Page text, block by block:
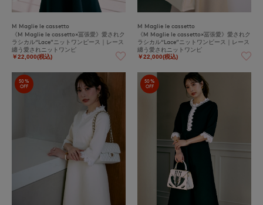
M Maglie le cassetto
《M Maglie le cassetto×冨張愛》愛されク
ラシカル“Lace”ニットワンピース｜レース
纏う愛されニットワンピ
￥22,000(税込)
M Maglie le cassetto
《M Maglie le cassetto×冨張愛》愛されク
ラシカル“Lace”ニットワンピース｜レース
纏う愛されニットワンピ
￥22,000(税込)
50%
OFF
50%
OFF